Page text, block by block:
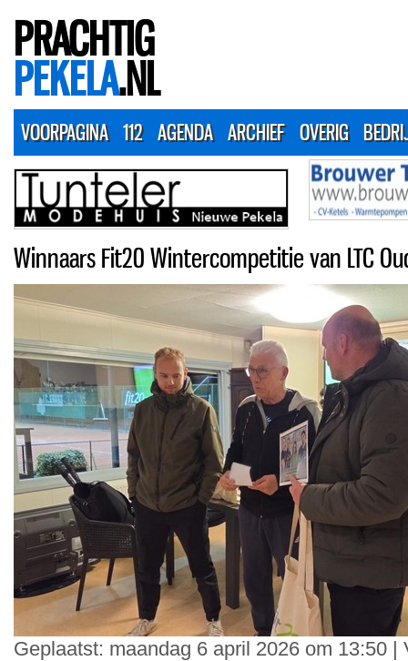
PRACHTIG
PEKELA.NL
VOORPAGINA 112 AGENDA ARCHIEF OVERIG
Winnaars Fit20 Wintercompetitie van LTC
Geplaatst: maandag 6 april 2026 om 13:50 |